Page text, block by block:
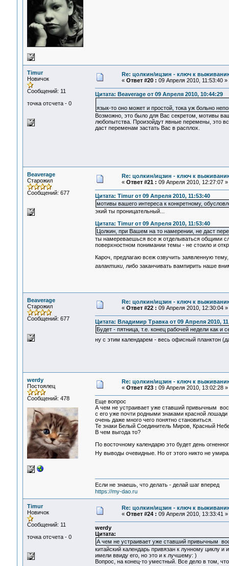
Timur
Новичок
Сообщений: 11
точка отсчета - 0
Re: цолкин/ицзин - ключ к
« Ответ #20 : 09 Апреля 2010, 11:53:40 »
Цитата: Beaverage от 09 Апреля 2010, 10:44:29
язык-то оно может и простой, тока уж больно
Возможно, это было для Вас секретом, мотивы
любопытства. Произойдут явные перемены, это
даст переменам застать Вас в расплох.
Beaverage
Старожил
Сообщений: 677
Re: цолкин/ицзин - ключ к
« Ответ #21 : 09 Апреля 2010, 12:27:07 »
Цитата: Timur от 09 Апреля 2010, 11:53:40
мотивы вашего интереса к конкретному,
экий ты проницательный...
Цитата: Timur от 09 Апреля 2010, 11:53:40
Цолкин, при Вашем на то намерении, не даст
ты намереваешься все ж отделываться общими
поверхностном понимании темы - не стоило и
Кароч, предлагаю всеж озвучить заявленную
галактики, либо заканчивать вампирить наше
Beaverage
Старожил
Сообщений: 677
Re: цолкин/ицзин - ключ к
« Ответ #22 : 09 Апреля 2010, 12:30:04 »
Цитата: Владимир Травка от 09 Апреля 2010,
Будет - пятница, т.е. конец рабочей недели как и
ну с этим календарем - весь офисный планктон
werdy
Постоялец
Сообщений: 478
Re: цолкин/ицзин - ключ к
« Ответ #23 : 09 Апреля 2010, 13:02:28 »
Еще вопрос
А чем не устраивает уже ставший привычным
с его уже почти родными знаками красной
очень даже много чего понятно становиться.
Те знаки Белый Соединитель Миров, Красный
В чем выгода то?
По восточному календарю это будет день
Ну выводы очевидные. Но от этого никто не
Если не знаешь, что делать - делай шаг вперед
https://my-dao.ru
Timur
Новичок
Сообщений: 11
точка отсчета - 0
Re: цолкин/ицзин - ключ к
« Ответ #24 : 09 Апреля 2010, 13:33:41 »
werdy
Цитата:
А чем не устраивает уже ставший привычным
китайский календарь привязан к лунному циклу
имели ввиду его, но это и к лучшему: )
Вопрос, на конец-то уместный. Все дело в том,